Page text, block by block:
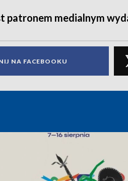
patronem medialnym
NA FACEBOOKU